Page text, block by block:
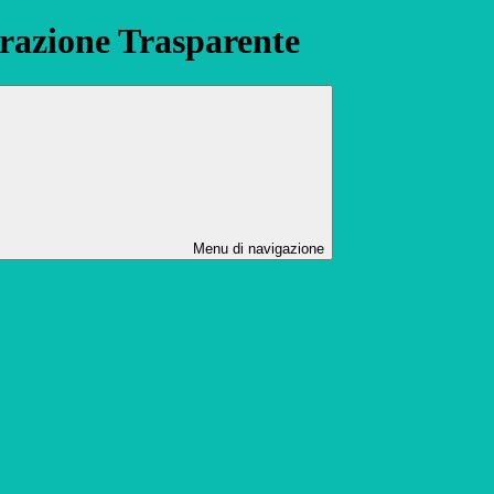
Trasparente
Menu di navigazione